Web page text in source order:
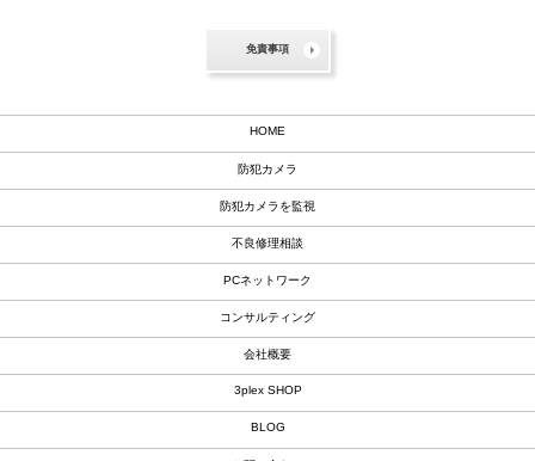
免責事項
HOME
防犯カメラ
防犯カメラを監視
不良修理相談
PCネットワーク
コンサルティング
会社概要
3plex SHOP
BLOG